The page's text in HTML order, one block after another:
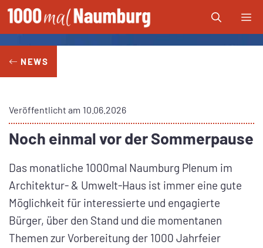
Zum
Inhalt
springen
NEWS
Veröffentlicht am 10.06.2026
Noch einmal vor der Sommerpause
Das monatliche 1000mal Naumburg Plenum im
Architektur- & Umwelt-Haus ist immer eine gute
Möglichkeit für interessierte und engagierte
Bürger, über den Stand und die momentanen
Themen zur Vorbereitung der 1000 Jahrfeier